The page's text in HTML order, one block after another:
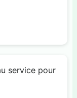
service pour